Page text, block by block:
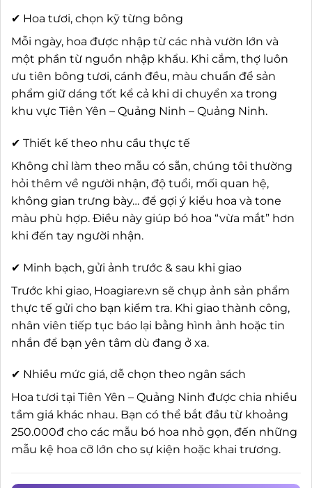
✔ Hoa tươi, chọn kỹ từng bông
Mỗi ngày, hoa được nhập từ các nhà vườn lớn và
một phần từ nguồn nhập khẩu. Khi cắm, thợ luôn
ưu tiên bông tươi, cánh đều, màu chuẩn để sản
phẩm giữ dáng tốt kể cả khi di chuyển xa trong
khu vực Tiên Yên – Quảng Ninh – Quảng Ninh.
✔ Thiết kế theo nhu cầu thực tế
Không chỉ làm theo mẫu có sẵn, chúng tôi thường
hỏi thêm về người nhận, độ tuổi, mối quan hệ,
không gian trưng bày… để gợi ý kiểu hoa và tone
màu phù hợp. Điều này giúp bó hoa “vừa mắt” hơn
khi đến tay người nhận.
✔ Minh bạch, gửi ảnh trước & sau khi giao
Trước khi giao, Hoagiare.vn sẽ chụp ảnh sản phẩm
thực tế gửi cho bạn kiểm tra. Khi giao thành công,
nhân viên tiếp tục báo lại bằng hình ảnh hoặc tin
nhắn để bạn yên tâm dù đang ở xa.
✔ Nhiều mức giá, dễ chọn theo ngân sách
Hoa tươi tại Tiên Yên – Quảng Ninh được chia nhiều
tầm giá khác nhau. Bạn có thể bắt đầu từ khoảng
250.000đ cho các mẫu bó hoa nhỏ gọn, đến những
mẫu kệ hoa cỡ lớn cho sự kiện hoặc khai trương.